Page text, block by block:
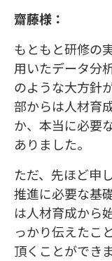
齋藤様：
もともと研修の
用いたデータ分
のような大方針
部からは人材育
か、本当に必要
ありました。
ただ、先ほど申
推進に必要な基
は人材育成から
っかり伝えたこ
頂くことができ